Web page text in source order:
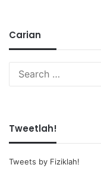
Carian
Tweetlah!
Tweets by Fiziklah!